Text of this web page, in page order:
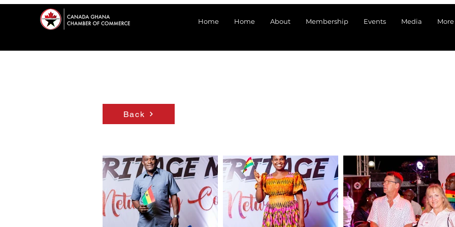
Home Home About Membership Events Media More
Back